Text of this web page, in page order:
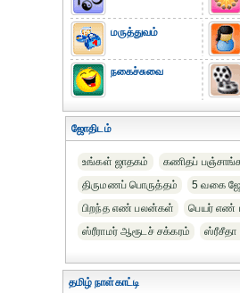
மருத்துவம்
நகைச்சுவை
ஜோதிடம்
உங்கள் ஜாதகம்
கணிதப்
திருமணப் பொருத்தம்
5 வகை
பிறந்த எண் பலன்கள்
பெயர் எண்
ஸ்ரீராமர் ஆரூடச் சக்கரம்
ஸ்ரீசீதா
தமிழ் நாள்காட்டி